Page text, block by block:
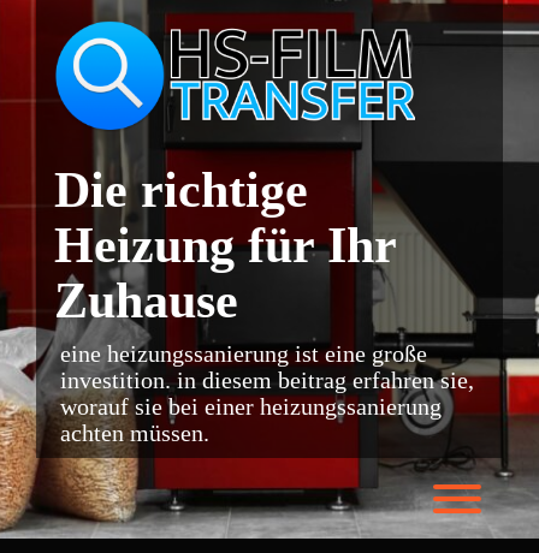
Die richtige
Heizung für Ihr
Zuhause
eine heizungssanierung ist eine große
investition. in diesem beitrag erfahren sie,
worauf sie bei einer heizungssanierung
achten müssen.